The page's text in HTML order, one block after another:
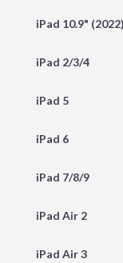
iPad 10.9" (2022)
iPad 2/3/4
iPad 5
iPad 6
iPad 7/8/9
iPad Air 2
iPad Air 3